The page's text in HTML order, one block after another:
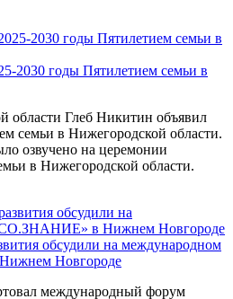
2030 годы Пятилетием семьи в
области Глеб Никитин объявил
семьи в Нижегородской области.
озвучено на церемонии
в Нижегородской области.
обсудили на международном
Новгороде
международный форум